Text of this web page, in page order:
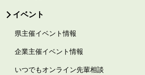
イベント
県主催イベント情報
企業主催イベント情報
いつでもオンライン先輩相談